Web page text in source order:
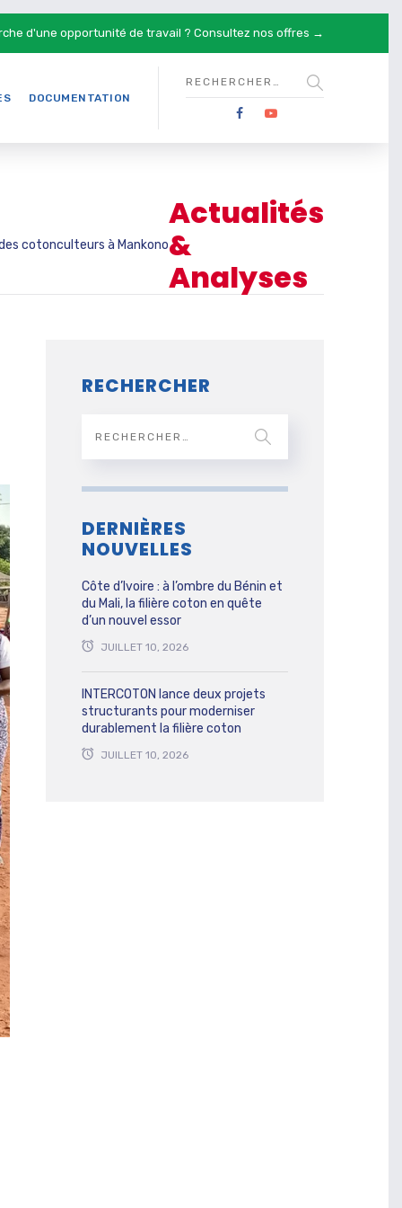
d'une opportunité de travail ? Consultez nos offres →
DOCUMENTATION
Actualités
&
Analyses
cotonculteurs à Mankono
RECHERCHER
DERNIÈRES
NOUVELLES
Côte d’Ivoire : à l’ombre du Bénin et
du Mali, la filière coton en quête
d’un nouvel essor
JUILLET 10, 2026
INTERCOTON lance deux projets
structurants pour moderniser
durablement la filière coton
JUILLET 10, 2026